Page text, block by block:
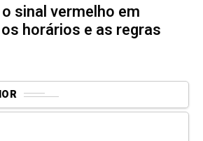
sinal vermelho em
horários e as regras